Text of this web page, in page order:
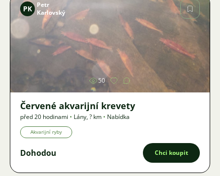
Obrázek
PK
Petr
Karlovský
50
Červené akvarijní krevety
před 20 hodinami • Lány,? km • Nabídka
Akvarijní ryby
Dohodou Chci koupit